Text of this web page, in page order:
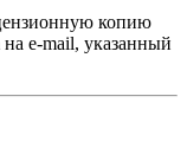
копию
на e-mail, указанный